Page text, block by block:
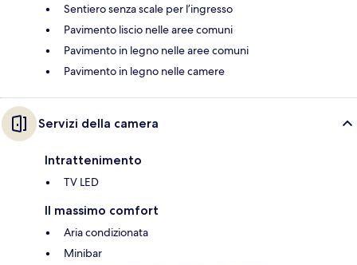
Sentiero senza scale per l’ingresso
Pavimento liscio nelle aree comuni
Pavimento in legno nelle aree comuni
Pavimento in legno nelle camere
Servizi della camera
Intrattenimento
TV LED
Il massimo comfort
Aria condizionata
Minibar